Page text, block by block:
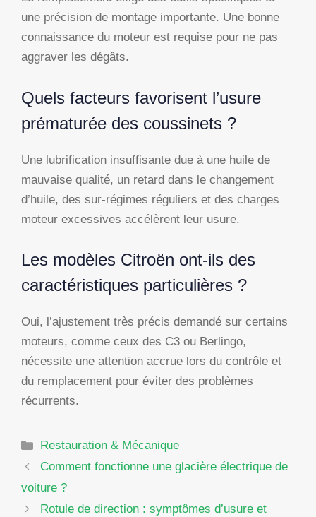
une précision de montage importante. Une bonne
connaissance du moteur est requise pour ne pas
aggraver les dégâts.
Quels facteurs favorisent l’usure
prématurée des coussinets ?
Une lubrification insuffisante due à une huile de
mauvaise qualité, un retard dans le changement
d’huile, des sur-régimes réguliers et des charges
moteur excessives accélèrent leur usure.
Les modèles Citroën ont-ils des
caractéristiques particulières ?
Oui, l’ajustement très précis demandé sur certains
moteurs, comme ceux des C3 ou Berlingo,
nécessite une attention accrue lors du contrôle et
du remplacement pour éviter des problèmes
récurrents.
Catégories
Restauration & Mécanique
Comment fonctionne une glacière électrique de
voiture ?
Rotule de direction : symptômes d’usure et